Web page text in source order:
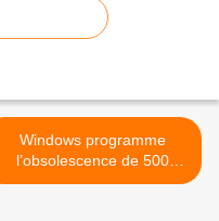
Windows programme
l’obsolescence de 500
millions de PC dans le